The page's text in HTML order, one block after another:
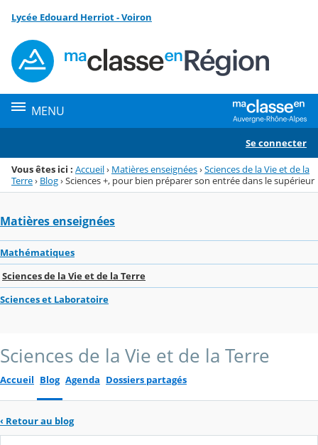
Menu de la rubrique
Contenu
Lycée Edouard Herriot - Voiron
MENU
Se connecter
Vous êtes ici : Accueil› Matières enseignées›Sciences de la Vie et de la
Terre› Blog›Sciences +, pour bien préparer son entrée dans le supérieur
Matières enseignées
Mathématiques
Sciences de la Vie et de la Terre
Sciences et Laboratoire
Sciences de la Vie et de la Terre
Accueil Blog Agenda Dossiers partagés
‹ Retour au blog